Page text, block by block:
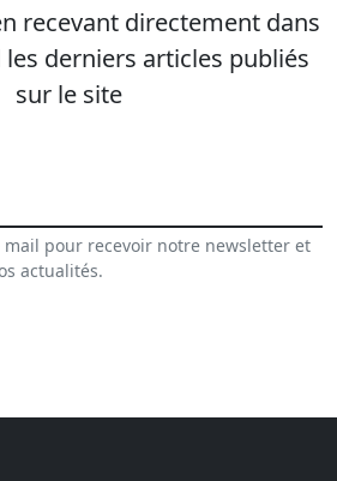
recevant directement dans
derniers articles publiés
sur le site
pour recevoir notre newsletter et
actualités.